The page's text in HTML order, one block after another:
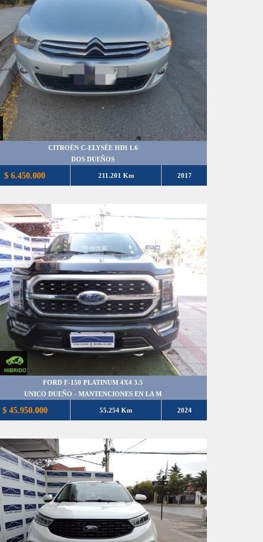
CITROËN C-ELYSËE HDI 1.6
DOS DUEÑOS
$ 6.450.000 211.201 Km 2017
FORD F-150 PLATINUM 4X4 3.5
UNICO DUEÑO - MANTENCIONES EN LA M
$ 45.950.000 55.254 Km 2024